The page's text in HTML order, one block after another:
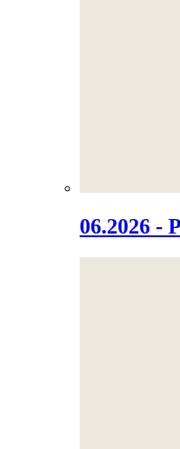
06.2026 -